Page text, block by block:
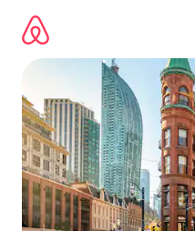
direct
naar
inhoud